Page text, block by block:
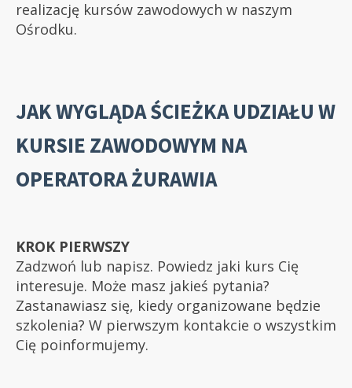
realizację kursów zawodowych w naszym
Ośrodku.
JAK WYGLĄDA ŚCIEŻKA UDZIAŁU W
KURSIE ZAWODOWYM NA
OPERATORA ŻURAWIA
KROK PIERWSZY
Zadzwoń lub napisz. Powiedz jaki kurs Cię
interesuje. Może masz jakieś pytania?
Zastanawiasz się, kiedy organizowane będzie
szkolenia? W pierwszym kontakcie o wszystkim
Cię poinformujemy.